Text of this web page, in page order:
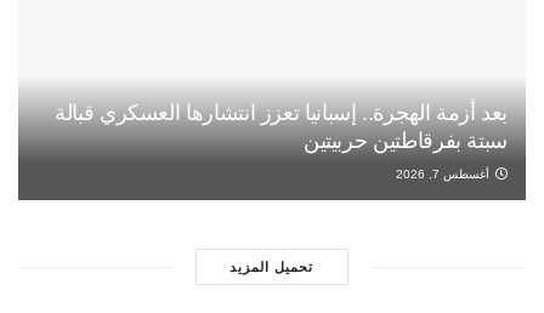
بعد أزمة الهجرة.. إسبانيا تعزز انتشارها العسكري قبالة
سبتة بفرقاطتين حربيتين
أغسطس 7, 2026
تحميل المزيد